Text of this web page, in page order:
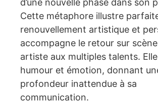
d’une nouvelle phase dans son
Cette métaphore illustre
renouvellement artistique et
accompagne le retour sur scène
artiste aux multiples talents.
humour et émotion, donnant
profondeur inattendue à sa
communication.